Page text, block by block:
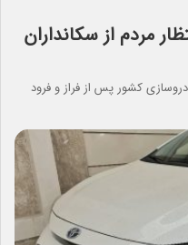
مردم از سکانداران
کشور پس از فراز و فرود